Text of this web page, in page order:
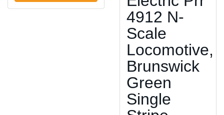
4912 N-
Scale
Locomotive,
Brunswick
Green
Single